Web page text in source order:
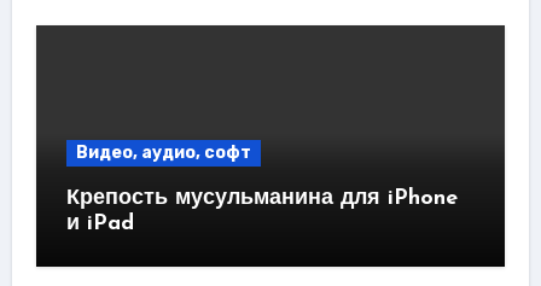
Видео, аудио, софт
Крепость мусульманина для iPhone
и iPad